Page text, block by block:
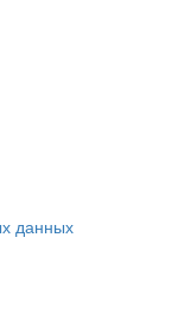
данных